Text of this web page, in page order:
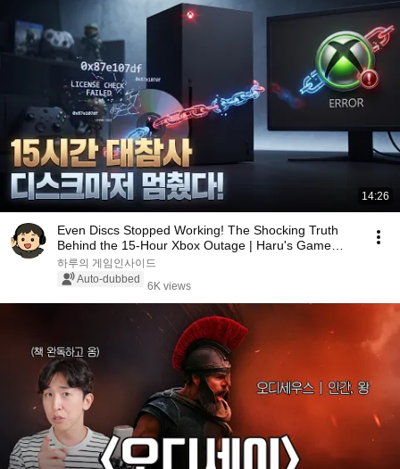
14:26
Even Discs Stopped Working! The Shocking Truth
Behind the 15-Hour Xbox Outage | Haru's Game
Inside📺
하루의 게임인사이드
Auto-dubbed
6K views